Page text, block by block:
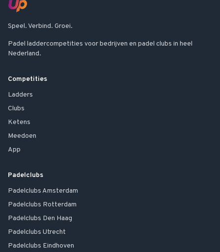
Speel. Verbind. Groei.
Padel laddercompetities voor bedrijven en padel clubs in heel
Nederland.
Competities
Ladders
Clubs
Ketens
Meedoen
App
Padelclubs
Padelclubs Amsterdam
Padelclubs Rotterdam
Padelclubs Den Haag
Padelclubs Utrecht
Padelclubs Eindhoven